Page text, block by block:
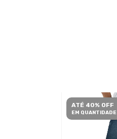
ATÉ 40% OFF
EM QUANTIDADE